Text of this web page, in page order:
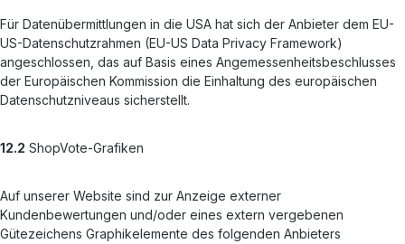
Für Datenübermittlungen in die USA hat sich der Anbieter dem EU-
US-Datenschutzrahmen (EU-US Data Privacy Framework)
angeschlossen, das auf Basis eines Angemessenheitsbeschlusses
der Europäischen Kommission die Einhaltung des europäischen
Datenschutzniveaus sicherstellt.
12.2 ShopVote-Grafiken
Auf unserer Website sind zur Anzeige externer
Kundenbewertungen und/oder eines extern vergebenen
Gütezeichens Graphikelemente des folgenden Anbieters